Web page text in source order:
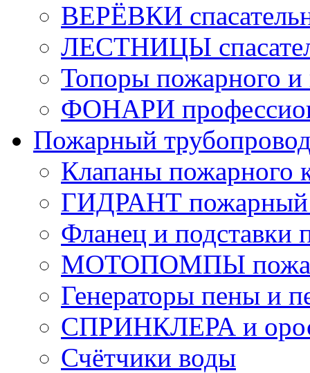
ВЕРЁВКИ
ЛЕСТНИЦЫ
Топоры пожарного и
ФОНАРИ
Пожарный
Клапаны пожарного
ГИДРАНТ пожарный
Фланец и подставки
МОТОПОМПЫ
Генераторы пены и
СПРИНКЛЕРА и
Счётчики воды